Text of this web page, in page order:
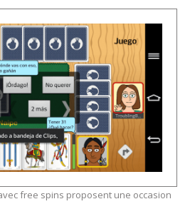
free spins proposent une occasion